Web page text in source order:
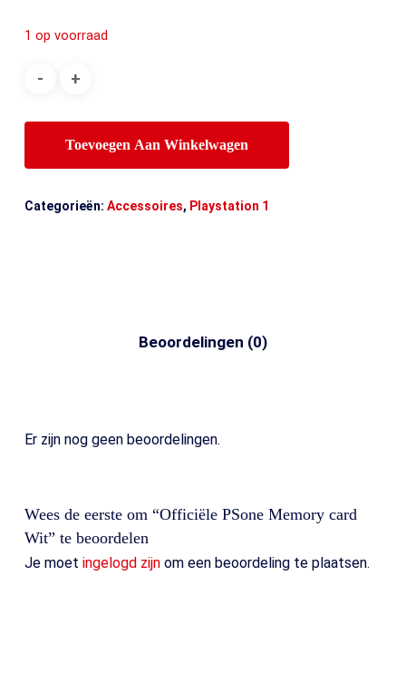
1 op voorraad
Toevoegen Aan Winkelwagen
Categorieën: Accessoires, Playstation 1
Beoordelingen (0)
Er zijn nog geen beoordelingen.
Wees de eerste om “Officiële PSone Memory card
Wit” te beoordelen
Je moet ingelogd zijnom een beoordeling te plaatsen.